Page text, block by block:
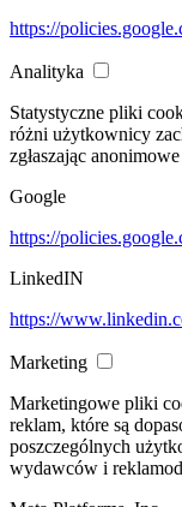
https://
Analityka
Statystyczne pliki
różni użytkownicy
zgłaszając
Google
https://
LinkedIN
https://
Marketing
Marketingowe pliki
reklam, które są
poszczególnych
wydawców i